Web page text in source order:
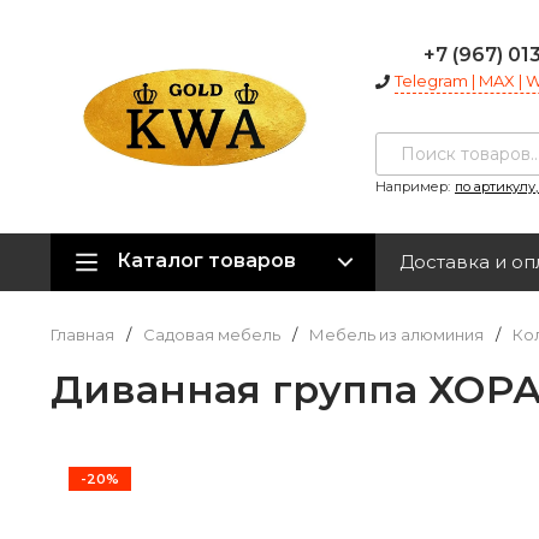
+7 (967)
Telegram | MAX |
Например: по
Каталог товаров Доставка и
Главная / Садовая мебель / Мебель из алюминия /
Диванная группа
-20%